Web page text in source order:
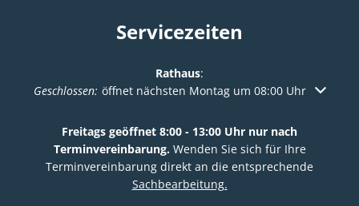
Servicezeiten
Rathaus:
Klicken, um weitere Öffnungs- oder Schließzeiten
Geschlossen: öffnet nächsten Montag um 08:00 Uhr
Freitags geöffnet 8:00 - 13:00 Uhr nur nach
Terminvereinbarung. Wenden Sie sich für Ihre
Terminvereinbarung direkt an die entsprechende
Sachbearbeitung.